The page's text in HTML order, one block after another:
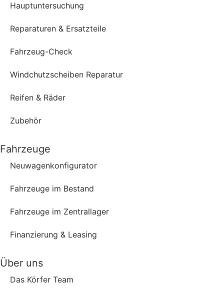
Hauptuntersuchung
Reparaturen & Ersatzteile
Fahrzeug-Check
Windchutzscheiben Reparatur
Reifen & Räder
Zubehör
Fahrzeuge
Neuwagenkonfigurator
Fahrzeuge im Bestand
Fahrzeuge im Zentrallager
Finanzierung & Leasing
Über uns
Das Körfer Team